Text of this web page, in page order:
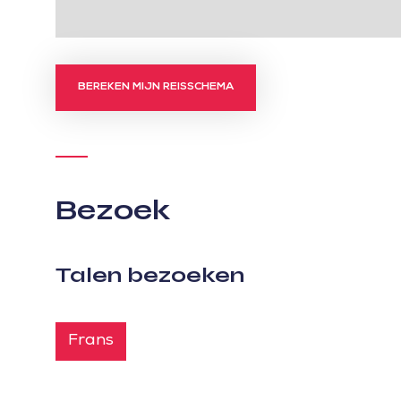
BEREKEN MIJN REISSCHEMA
Bezoek
Talen bezoeken
Frans